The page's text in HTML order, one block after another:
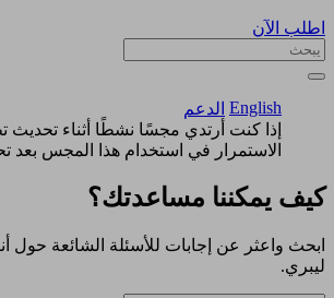
اطلب الآن
English الدعم
إذا كنت أرتدي مجسًا نشطًا أثناء تحديث
الاستمرار في استخدام هذا المجس بعد
كيف يمكننا مساعدتك؟
ابحث واعثر عن إجابات للأسئلة الشائعة حول
ليبري.